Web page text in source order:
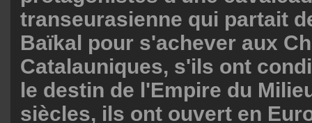
transeurasienne qui partait
Baïkal pour s'achever aux
Catalauniques, s'ils ont
le destin de l'Empire du
siècles, ils ont ouvert en